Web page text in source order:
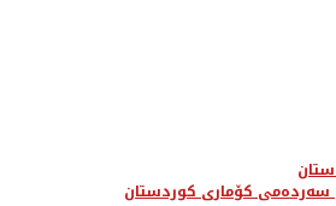
سەردەمی کۆماری کوردستان